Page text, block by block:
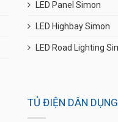
LED Panel Simon
LED Highbay Simon
LED Road Lighting
TỦ ĐIỆN DÂN DỤNG